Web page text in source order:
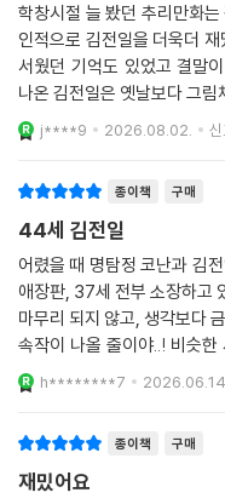
학창시절 늘 봤던 추리만화
인적으로 김전일을 더욱더
서웠던 기억도 있었고 결말
나온 김전일은 옛날보다 그
오를수있어서 재밌게 봤습니
j****9 2026.08.02. 신
종이책 구매
44세 김전일
어렸을 때 명탐정 코난과 김
애장판, 37세 전부 소장하고
마무리 되지 않고, 생각보다
속작이 나올 줄이야..! 비슷
김전일은 44세라.. ^^;;;;;;
h********7 2026.06.14.
종이책 구매
재밌어요